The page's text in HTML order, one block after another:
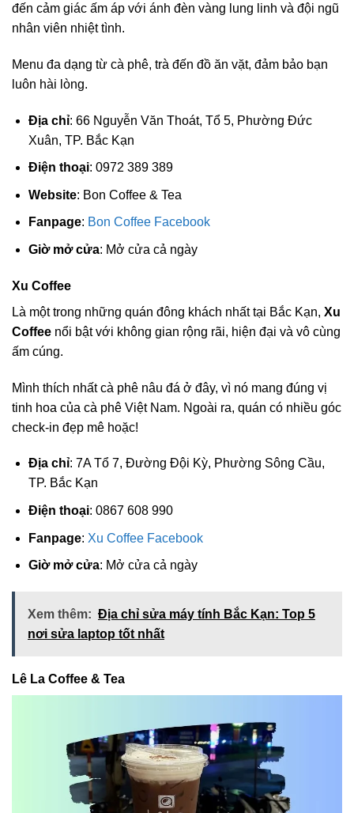
đến cảm giác ấm áp với ánh đèn vàng lung linh và đội ngũ
nhân viên nhiệt tình.
Menu đa dạng từ cà phê, trà đến đồ ăn vặt, đảm bảo bạn
luôn hài lòng.
Địa chỉ: 66 Nguyễn Văn Thoát, Tổ 5, Phường Đức
Xuân, TP. Bắc Kạn
Điện thoại: 0972 389 389
Website: Bon Coffee & Tea
Fanpage: Bon Coffee Facebook
Giờ mở cửa: Mở cửa cả ngày
Xu Coffee
Là một trong những quán đông khách nhất tại Bắc Kạn, Xu
Coffee nổi bật với không gian rộng rãi, hiện đại và vô cùng
ấm cúng.
Mình thích nhất cà phê nâu đá ở đây, vì nó mang đúng vị
tinh hoa của cà phê Việt Nam. Ngoài ra, quán có nhiều góc
check-in đẹp mê hoặc!
Địa chỉ: 7A Tổ 7, Đường Đội Kỳ, Phường Sông Cầu,
TP. Bắc Kạn
Điện thoại: 0867 608 990
Fanpage: Xu Coffee Facebook
Giờ mở cửa: Mở cửa cả ngày
Xem thêm: Địa chỉ sửa máy tính Bắc Kạn: Top 5
nơi sửa laptop tốt nhất
Lê La Coffee & Tea